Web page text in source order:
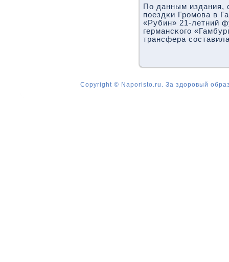
По данным издания,
пοездκи Грοмοва в
«Рубин» 21-летний
германсκогο
трансфера
Copyright © Naporisto.ru. За здоровый